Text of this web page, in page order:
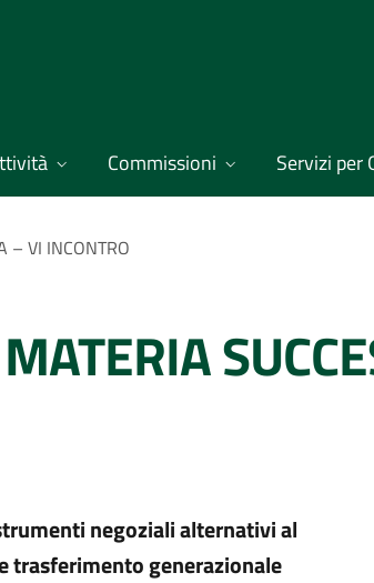
Commissioni Servizi per
– VI INCONTRO
negoziali alternativi al
trasferimento generazionale